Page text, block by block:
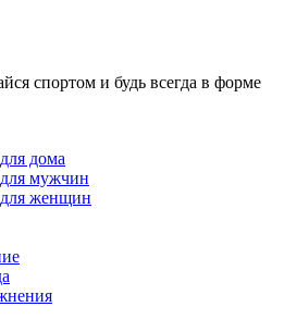
спортом и будь всегда в форме
дома
мужчин
женщин